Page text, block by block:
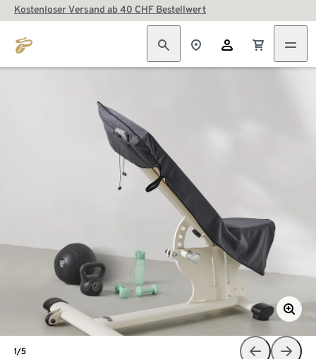
Kostenloser Versand ab 40 CHF Bestellwert
1/5